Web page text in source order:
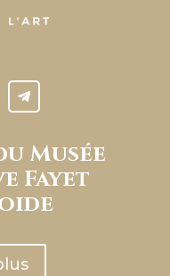
Musée
Fayet